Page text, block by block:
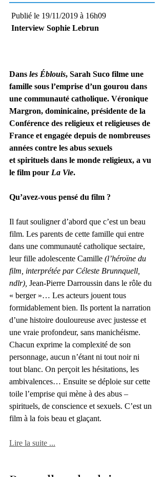
Publié le 19/11/2019 à 16h09
Interview Sophie Lebrun
Dans les Éblouis, Sarah Suco filme une
famille sous l’emprise d’un gourou dans
une communauté catholique. Véronique
Margron, dominicaine, présidente de la
Conférence des religieux et religieuses de
France et engagée depuis de nombreuses
années contre les abus sexuels
et spirituels dans le monde religieux, a vu
le film pour La Vie.
Qu’avez-vous pensé du film ?
Il faut souligner d’abord que c’est un beau
film. Les parents de cette famille qui entre
dans une communauté catholique sectaire,
leur fille adolescente Camille (l’héroïne du
film, interprétée par Céleste Brunnquell,
ndlr), Jean-Pierre Darroussin dans le rôle du
« berger »… Les acteurs jouent tous
formidablement bien. Ils portent la narration
d’une histoire douloureuse avec justesse et
une vraie profondeur, sans manichéisme.
Chacun exprime la complexité de son
personnage, aucun n’étant ni tout noir ni
tout blanc. On perçoit les hésitations, les
ambivalences… Ensuite se déploie sur cette
toile l’emprise qui mène à des abus –
spirituels, de conscience et sexuels. C’est un
film à la fois beau et glaçant.
Lire la suite ...